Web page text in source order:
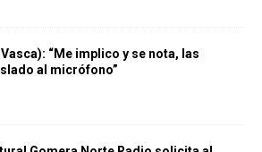
“Me implico y se nota, las
al micrófono”